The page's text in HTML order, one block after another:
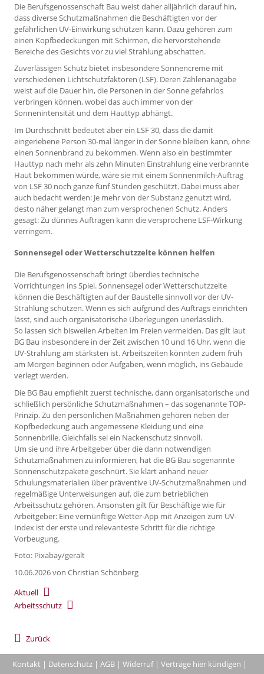
Die Berufsgenossenschaft Bau weist daher alljährlich darauf hin,
dass diverse Schutzmaßnahmen die Beschäftigten vor der
gefährlichen UV-Einwirkung schützen kann. Dazu gehören zum
einen Kopfbedeckungen mit Schirmen, die hervorstehende
Bereiche des Gesichts vor zu viel Strahlung abschatten.
Zuverlässigen Schutz bietet insbesondere Sonnencreme mit
verschiedenen Lichtschutzfaktoren (LSF). Deren Zahlenanagabe
weist auf die Dauer hin, die Personen in der Sonne gefahrlos
verbringen können, wobei das auch immer von der
Sonnenintensität und dem Hauttyp abhängt.
Im Durchschnitt bedeutet aber ein LSF 30, dass die damit
eingeriebene Person 30-mal länger in der Sonne bleiben kann, ohne
einen Sonnenbrand zu bekommen. Wenn also ein bestimmter
Hauttyp nach mehr als zehn Minuten Einstrahlung eine verbrannte
Haut bekommen würde, wäre sie mit einem Sonnenmilch-Auftrag
von LSF 30 noch ganze fünf Stunden geschützt. Dabei muss aber
auch bedacht werden: Je mehr von der Substanz genutzt wird,
desto näher gelangt man zum versprochenen Schutz. Anders
gesagt: Zu dünnes Auftragen kann die versprochene LSF-Wirkung
verringern.
Sonnensegel oder Wetterschutzzelte können helfen
Die Berufsgenossenschaft bringt überdies technische
Vorrichtungen ins Spiel. Sonnensegel oder Wetterschutzzelte
können die Beschäftigten auf der Baustelle sinnvoll vor der UV-
Strahlung schützen. Wenn es sich aufgrund des Auftrags einrichten
lässt, sind auch organisatorische Überlegungen unerlässlich.
So lassen sich bisweilen Arbeiten im Freien vermeiden. Das gilt laut
BG Bau insbesondere in der Zeit zwischen 10 und 16 Uhr, wenn die
UV-Strahlung am stärksten ist. Arbeitszeiten könnten zudem früh
am Morgen beginnen oder Aufgaben, wenn möglich, ins Gebäude
verlegt werden.
Die BG Bau empfiehlt zuerst technische, dann organisatorische und
schließlich persönliche Schutzmaßnahmen – das sogenannte TOP-
Prinzip. Zu den persönlichen Maßnahmen gehören neben der
Kopfbedeckung auch angemessene Kleidung und eine
Sonnenbrille. Gleichfalls sei ein Nackenschutz sinnvoll.
Um sie und ihre Arbeitgeber über die dann notwendigen
Schutzmaßnahmen zu informieren, hat die BG Bau sogenannte
Sonnenschutzpakete geschnürt. Sie klärt anhand neuer
Schulungsmaterialien über präventive UV-Schutzmaßnahmen und
regelmäßige Unterweisungen auf, die zum betrieblichen
Arbeitsschutz gehören. Ansonsten gilt für Beschäftige wie für
Arbeitgeber: Eine vernünftige Wetter-App mit Anzeigen zum UV-
Index ist der erste und relevanteste Schritt für die richtige
Vorbeugung.
Foto: Pixabay/geralt
10.06.2026von Christian Schönberg
Aktuell
Arbeitsschutz
Zurück
Kontakt | Datenschutz | AGB | Widerruf| Verträge hier kündigen |